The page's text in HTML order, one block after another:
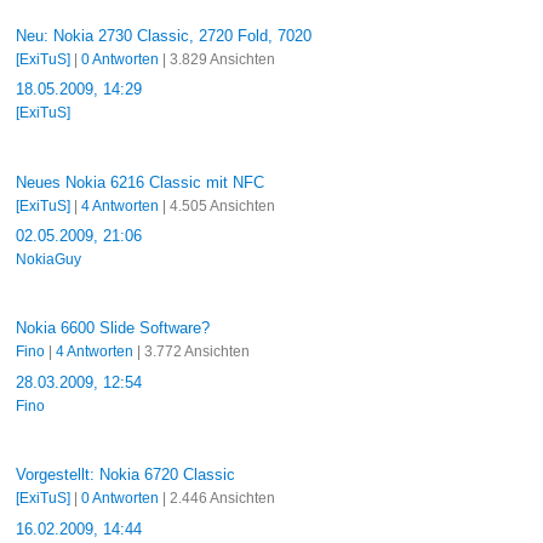
Neu: Nokia 2730 Classic, 2720 Fold, 7020
[ExiTuS] 0 Antworten | 3.829 Ansichten
18.05.2009, 14:29
[ExiTuS]
Neues Nokia 6216 Classic mit NFC
[ExiTuS] 4 Antworten | 4.505 Ansichten
02.05.2009, 21:06
NokiaGuy
Nokia 6600 Slide Software?
Fino| 4 Antworten | 3.772 Ansichten
28.03.2009, 12:54
Fino
Vorgestellt: Nokia 6720 Classic
[ExiTuS] 0 Antworten | 2.446 Ansichten
16.02.2009, 14:44